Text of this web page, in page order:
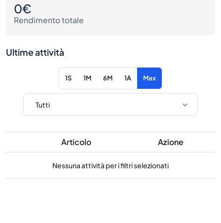
0€
Rendimento totale
Ultime attività
1S 1M 6M 1A Max
Articolo Azione
Nessuna attività per i filtri selezionati